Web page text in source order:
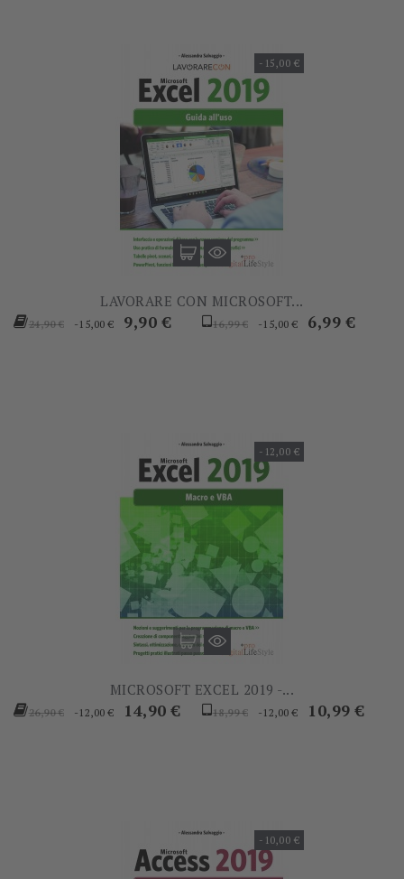
-15,00 €
LAVORARE CON MICROSOFT...
Prezzo
24,90 € -15,00 € Prezzo
9,90 €
Prezzo
16,99 € -15,00 € Prezzo
6,99 €
-12,00 €
MICROSOFT EXCEL 2019 -...
Prezzo
26,90 € -12,00 € Prezzo
14,90 €
Prezzo
18,99 € -12,00 € Prezzo
10,99 €
-10,00 €